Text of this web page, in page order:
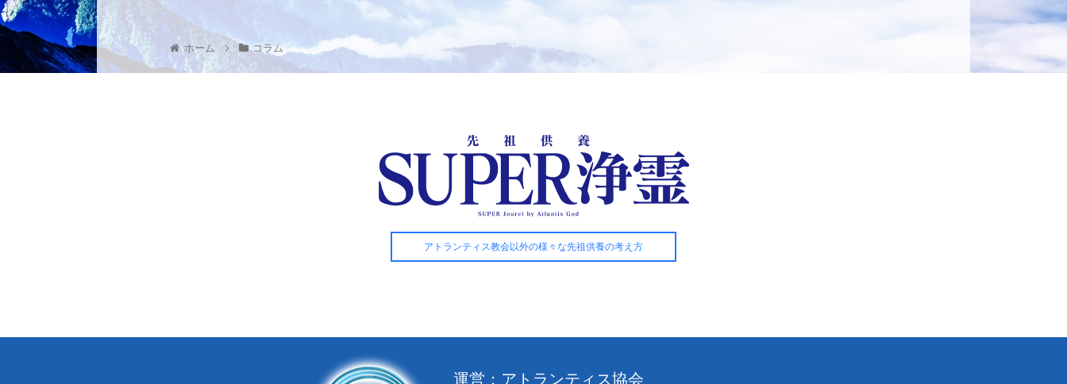
ホーム コラム
アトランティス教会以外の様々な先祖供養の考え方
運営：アトランティス協会